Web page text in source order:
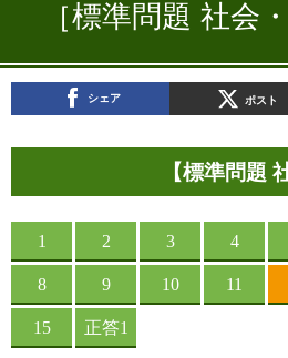
ランキング
［標準問題 社会
シェア ポスト
【標準問題